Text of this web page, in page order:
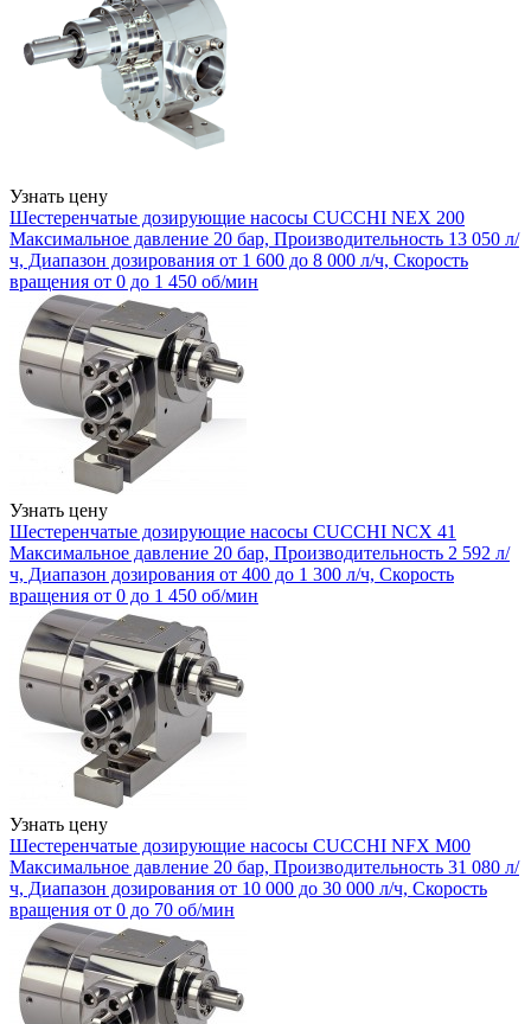
Узнать цену
Шестеренчатые дозирующие насосы CUCCHI NEX 200
Максимальное давление 20 бар, Производительность 13 050 л/
ч, Диапазон дозирования от 1 600 до 8 000 л/ч, Скорость
вращения от 0 до 1 450 об/мин
Узнать цену
Шестеренчатые дозирующие насосы CUCCHI NCX 41
Максимальное давление 20 бар, Производительность 2 592 л/
ч, Диапазон дозирования от 400 до 1 300 л/ч, Скорость
вращения от 0 до 1 450 об/мин
Узнать цену
Шестеренчатые дозирующие насосы CUCCHI NFX M00
Максимальное давление 20 бар, Производительность 31 080 л/
ч, Диапазон дозирования от 10 000 до 30 000 л/ч, Скорость
вращения от 0 до 70 об/мин